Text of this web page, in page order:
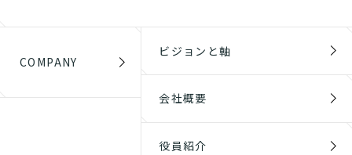
COMPANY
ビジョンと軸
会社概要
役員紹介